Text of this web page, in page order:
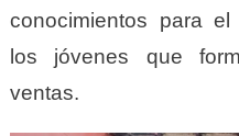
conocimientos para
los jóvenes que
ventas.